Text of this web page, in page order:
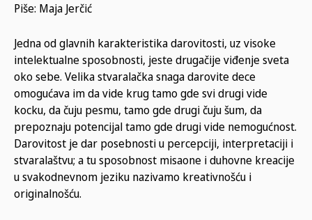
Piše: Maja Jerčić
Jedna od glavnih karakteristika darovitosti, uz visoke
intelektualne sposobnosti, jeste drugačije viđenje sveta
oko sebe. Velika stvaralačka snaga darovite dece
omogućava im da vide krug tamo gde svi drugi vide
kocku, da čuju pesmu, tamo gde drugi čuju šum, da
prepoznaju potencijal tamo gde drugi vide nemogućnost.
Darovitost je dar posebnosti u percepciji, interpretaciji i
stvaralaštvu; a tu sposobnost misaone i duhovne kreacije
u svakodnevnom jeziku nazivamo kreativnošću i
originalnošću.